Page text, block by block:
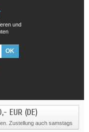
und
EUR (DE)
Zustellung auch samstags